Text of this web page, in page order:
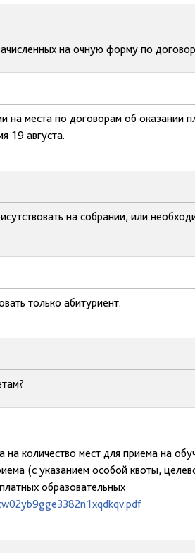
на очную форму по
на места по договорам об оказании
19 августа.
на собрании, или
только абитуриент.
количество мест для приема на
(с указанием особой квоты,
образовательных